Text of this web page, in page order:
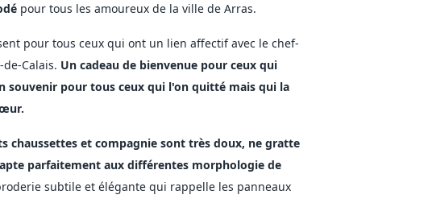
pour tous les amoureux de la ville de Arras.
pour tous ceux qui ont un lien affectif avec le chef-
Calais. Un cadeau de bienvenue pour ceux qui
souvenir pour tous ceux qui l'on quitté mais qui la
.
chaussettes et compagnie sont très doux, ne gratte
parfaitement aux différentes morphologie de
subtile et élégante qui rappelle les panneaux